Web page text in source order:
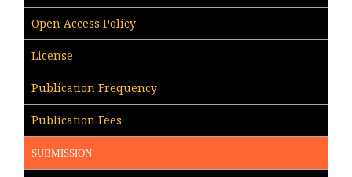
Open Access Policy
License
Publication Frequency
Publication Fees
SUBMISSION